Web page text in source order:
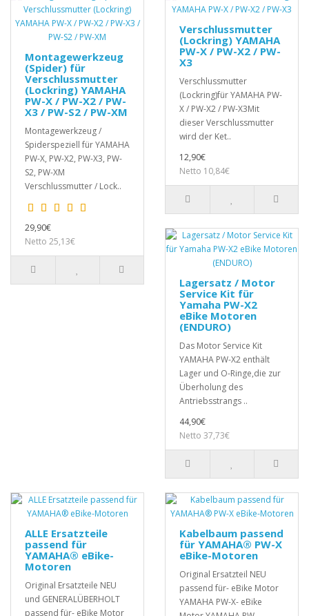
Montagewerkzeug
(Spider) für
Verschlussmutter
(Lockring) YAMAHA
PW-X / PW-X2 / PW-
X3 / PW-S2 / PW-XM
Montagewerkzeug /
Spiderspeziell für YAMAHA
PW-X, PW-X2, PW-X3, PW-
S2, PW-XM
Verschlussmutter / Lock..
29,90€
Netto 25,13€
Verschlussmutter
(Lockring) YAMAHA
PW-X / PW-X2 / PW-
X3
Verschlussmutter
(Lockring)für YAMAHA PW-
X / PW-X2 / PW-X3Mit
dieser Verschlussmutter
wird der Ket..
12,90€
Netto 10,84€
Lagersatz / Motor
Service Kit für
Yamaha PW-X2
eBike Motoren
(ENDURO)
Das Motor Service Kit
YAMAHA PW-X2 enthält
Lager und O-Ringe,die zur
Überholung des
Antriebsstrangs ..
44,90€
Netto 37,73€
ALLE Ersatzteile
passend für
YAMAHA® eBike-
Motoren
Original Ersatzteile NEU
und GENERALÜBERHOLT
passend für- eBike Motor
Kabelbaum passend
für YAMAHA® PW-X
eBike-Motoren
Original Ersatzteil NEU
passend für- eBike Motor
YAMAHA PW-X- eBike